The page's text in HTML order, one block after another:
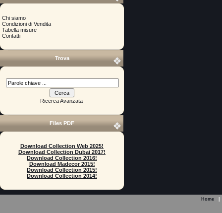
Chi siamo
Condizioni di Vendita
Tabella misure
Contatti
Trova
Ricerca Avanzata
Files PDF
Download Collection Web 2025!
Download Collection Dubai 2017!
Download Collection 2016!
Download Madecor 2015!
Download Collection 2015!
Download Collection 2014!
Home